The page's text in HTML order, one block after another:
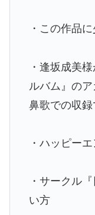
・この作品
・逢坂成美
ルバム』の
鼻歌での収録
・ハッピー
・サークル
い方